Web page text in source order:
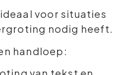
voor situaties
nodig heeft.
handloep: